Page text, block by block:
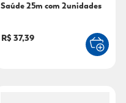
Saúde 25m com 2unidades
R$ 37,39